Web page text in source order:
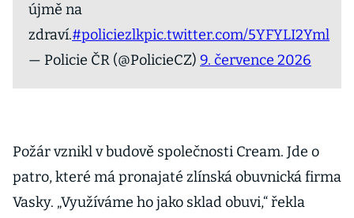
újmě na
zdraví.#policiezlkpic.twitter.com/5YFYLI2Yml
— Policie ČR (@PolicieCZ) 9. července 2026
Požár vznikl v budově společnosti Cream. Jde o
patro, které má pronajaté zlínská obuvnická firma
Vasky. „Využíváme ho jako sklad obuvi,“ řekla